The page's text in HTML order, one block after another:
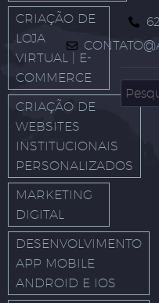
CRIAÇÃO DE
LOJA
VIRTUAL | E-
COMMERCE
CRIAÇÃO DE
WEBSITES
INSTITUCIONAIS
PERSONALIZADOS
MARKETING
DIGITAL
DESENVOLVIMENTO
APP MOBILE
ANDROID E IOS